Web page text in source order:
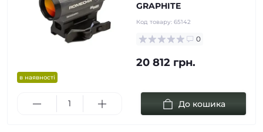
в наявності
GRAPHITE
Код товару: 65142
0
20 812 грн.
До кошика